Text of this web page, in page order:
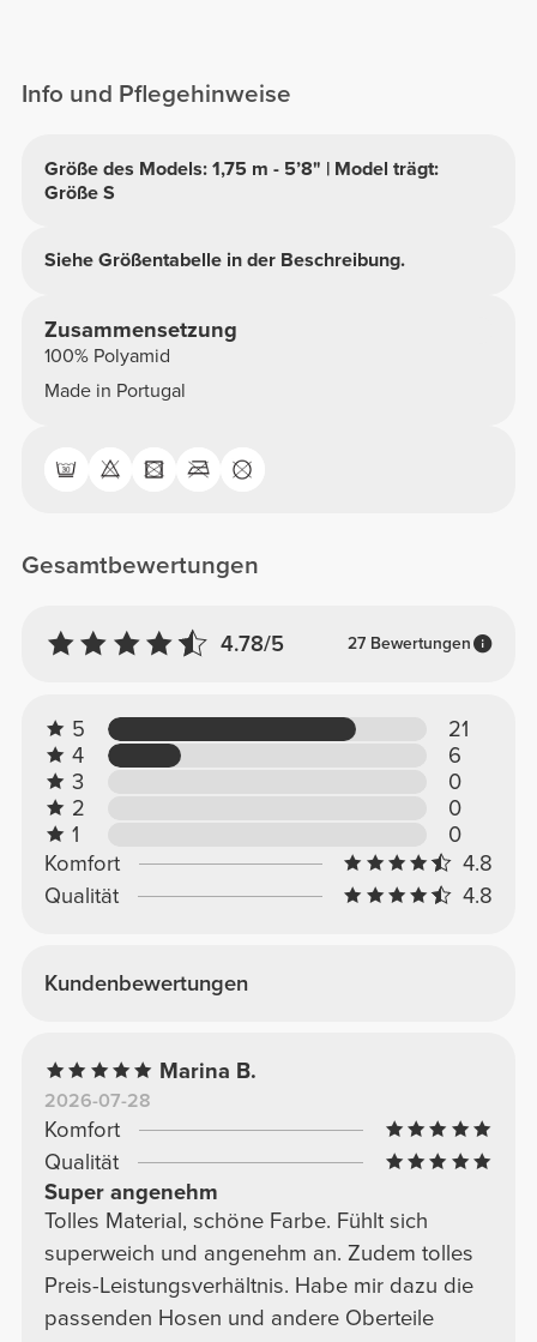
Info und Pflegehinweise
Größe des Models: 1,75 m - 5’8" | Model trägt:
Größe S
Siehe Größentabelle in der Beschreibung.
Zusammensetzung
100% Polyamid
Made in Portugal
Gesamtbewertungen
4.78/5 27 Bewertungen
5
21
4
6
3
0
2
0
1
0
Komfort
4.8
Qualität
4.8
Kundenbewertungen
Marina B.
2026-07-28
Komfort
Qualität
Super angenehm
Tolles Material, schöne Farbe. Fühlt sich
superweich und angenehm an. Zudem tolles
Preis-Leistungsverhältnis. Habe mir dazu die
passenden Hosen und andere Oberteile